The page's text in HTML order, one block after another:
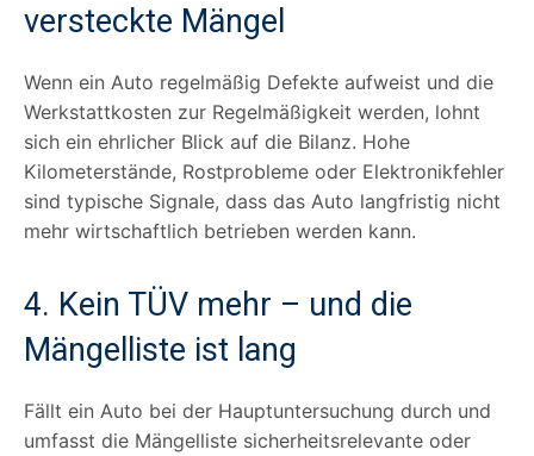
versteckte Mängel
Wenn ein Auto regelmäßig Defekte aufweist und die
Werkstattkosten zur Regelmäßigkeit werden, lohnt
sich ein ehrlicher Blick auf die Bilanz. Hohe
Kilometerstände, Rostprobleme oder Elektronikfehler
sind typische Signale, dass das Auto langfristig nicht
mehr wirtschaftlich betrieben werden kann.
4. Kein TÜV mehr – und die
Mängelliste ist lang
Fällt ein Auto bei der Hauptuntersuchung durch und
umfasst die Mängelliste sicherheitsrelevante oder